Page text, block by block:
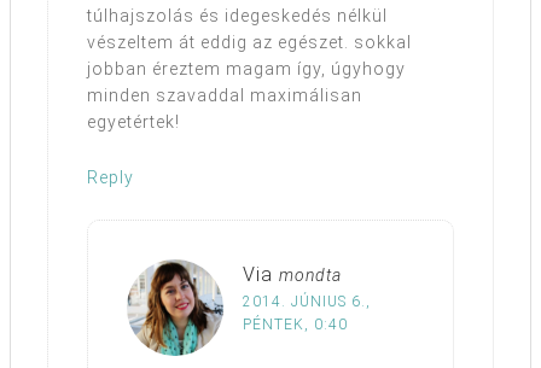
túlhajszolás és idegeskedés nélkül
vészeltem át eddig az egészet. sokkal
jobban éreztem magam így, úgyhogy
minden szavaddal maximálisan
egyetértek!
Reply
Via mondta
2014. JÚNIUS 6.,
PÉNTEK, 0:40